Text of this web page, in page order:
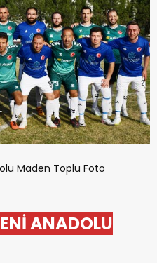
Maden Toplu Foto
ANADOLU